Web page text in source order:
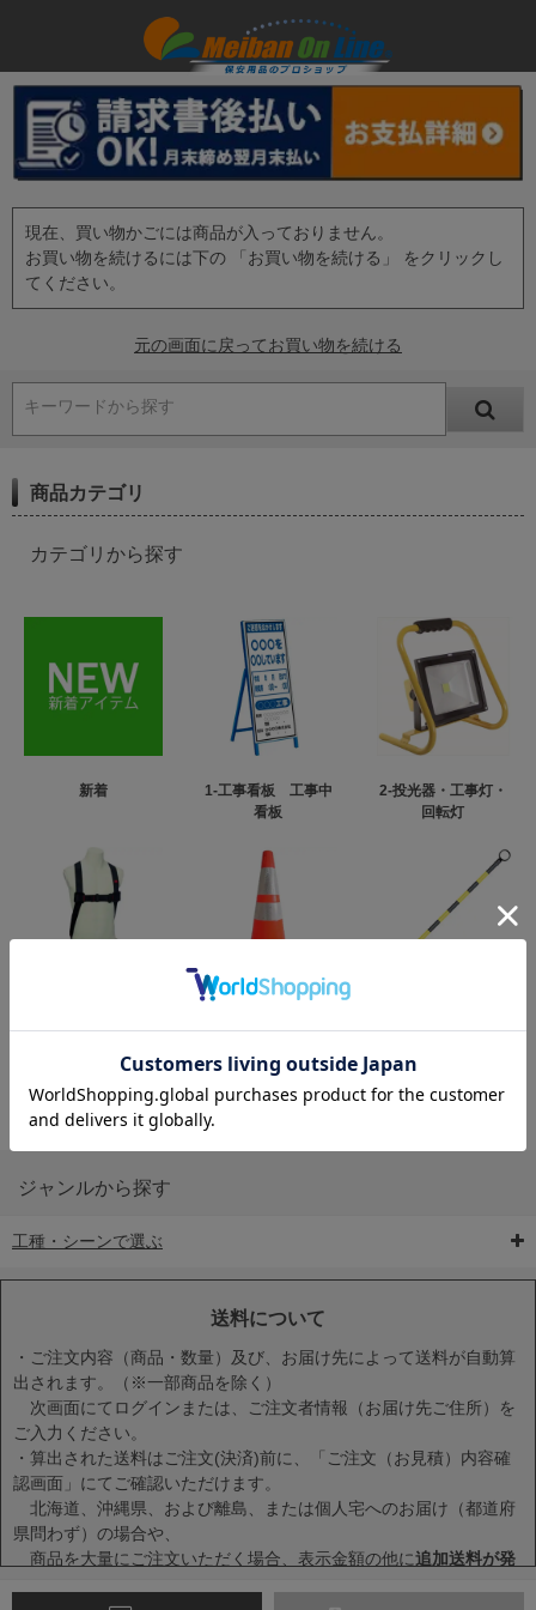
現在、買い物かごには商品が入っておりません。
お買い物を続けるには下の 「お買い物を続ける」 をクリックし
てください。
元の画面に戻ってお買い物を続ける
キーワードから探す
商品カテゴリ
カテゴリから探す
新着
1-工事看板 工事中
看板
2-投光器・工事灯・
回転灯
6-矢印板/LED矢印板
9-点字マット・タイ
ヤストッパー
10-樹脂製敷板・養生
用ゴムマット
スロープ
ジャンルから探す
工種・シーンで選ぶ
送料について
・ご注文内容（商品・数量）及び、お届け先によって送料が自動算
出されます。（※一部商品を除く）
次画面にてログインまたは、ご注文者情報（お届け先ご住所）を
ご入力ください。
・算出された送料はご注文(決済)前に、「ご注文（お見積）内容確
認画面」にてご確認いただけます。
北海道、沖縄県、および離島、または個人宅へのお届け（都道府
県問わず）の場合や、
商品を大量にご注文いただく場合、表示金額の他に追加送料が発